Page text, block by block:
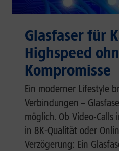
Glasfaser für
Highspeed
Kompromisse
Ein moderner Lifestyle
Verbindungen –
möglich. Ob Video-Calls
in 8K-Qualität oder
Verzögerung: Ein